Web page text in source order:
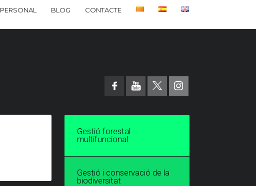
PERSONAL BLOG CONTACTE
Gestió forestal
multifuncional
Gestió i conservació de la
biodiversitat